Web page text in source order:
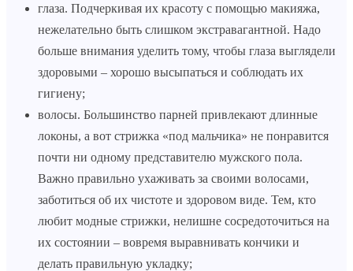
глаза. Подчеркивая их красоту с помощью макияжа,
нежелательно быть слишком экстравагантной. Надо
больше внимания уделить тому, чтобы глаза выглядели
здоровыми – хорошо высыпаться и соблюдать их
гигиену;
волосы. Большинство парней привлекают длинные
локоны, а вот стрижка «под мальчика» не понравится
почти ни одному представителю мужского пола.
Важно правильно ухаживать за своими волосами,
заботиться об их чистоте и здоровом виде. Тем, кто
любит модные стрижки, нелишне сосредоточиться на
их состоянии – вовремя выравнивать кончики и
делать правильную укладку;